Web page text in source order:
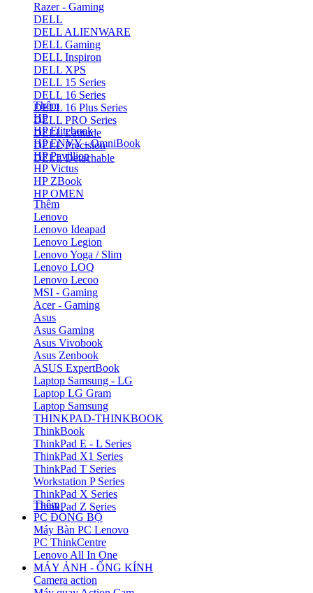
Razer - Gaming
DELL
DELL ALIENWARE
DELL Gaming
DELL Inspiron
DELL XPS
DELL 15 Series
DELL 16 Series
DELL 16 Plus Series
DELL PRO Series
DELL Latitude
DELL Precision
DELL Detachable
Thêm
HP
HP Elitebook
HP ENVY - OmniBook
HP Pavillion
HP Victus
HP ZBook
HP OMEN
Thêm
Lenovo
Lenovo Ideapad
Lenovo Legion
Lenovo Yoga / Slim
Lenovo LOQ
Lenovo Lecoo
MSI - Gaming
Acer - Gaming
Asus
Asus Gaming
Asus Vivobook
Asus Zenbook
ASUS ExpertBook
Laptop Samsung - LG
Laptop LG Gram
Laptop Samsung
THINKPAD-THINKBOOK
ThinkBook
ThinkPad E - L Series
ThinkPad X1 Series
ThinkPad T Series
Workstation P Series
ThinkPad X Series
ThinkPad Z Series
Thêm
PC ĐỒNG BỘ
Máy Bàn PC Lenovo
PC ThinkCentre
Lenovo All In One
MÁY ẢNH - ỐNG KÍNH
Camera action